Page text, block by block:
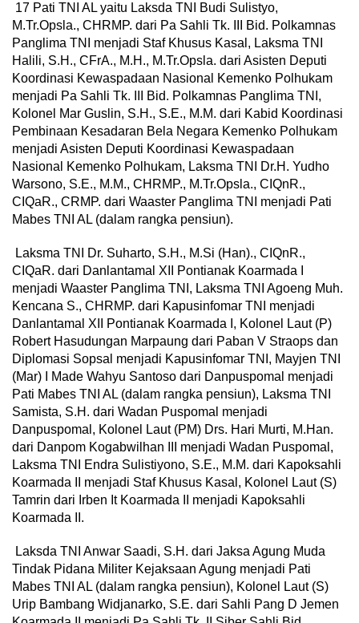
17 Pati TNI AL yaitu Laksda TNI Budi Sulistyo,
M.Tr.Opsla., CHRMP. dari Pa Sahli Tk. III Bid. Polkamnas
Panglima TNI menjadi Staf Khusus Kasal, Laksma TNI
Halili, S.H., CFrA., M.H., M.Tr.Opsla. dari Asisten Deputi
Koordinasi Kewaspadaan Nasional Kemenko Polhukam
menjadi Pa Sahli Tk. III Bid. Polkamnas Panglima TNI,
Kolonel Mar Guslin, S.H., S.E., M.M. dari Kabid Koordinasi
Pembinaan Kesadaran Bela Negara Kemenko Polhukam
menjadi Asisten Deputi Koordinasi Kewaspadaan
Nasional Kemenko Polhukam, Laksma TNI Dr.H. Yudho
Warsono, S.E., M.M., CHRMP., M.Tr.Opsla., CIQnR.,
CIQaR., CRMP. dari Waaster Panglima TNI menjadi Pati
Mabes TNI AL (dalam rangka pensiun).
Laksma TNI Dr. Suharto, S.H., M.Si (Han)., CIQnR.,
CIQaR. dari Danlantamal XII Pontianak Koarmada I
menjadi Waaster Panglima TNI, Laksma TNI Agoeng Muh.
Kencana S., CHRMP. dari Kapusinfomar TNI menjadi
Danlantamal XII Pontianak Koarmada I, Kolonel Laut (P)
Robert Hasudungan Marpaung dari Paban V Straops dan
Diplomasi Sopsal menjadi Kapusinfomar TNI, Mayjen TNI
(Mar) I Made Wahyu Santoso dari Danpuspomal menjadi
Pati Mabes TNI AL (dalam rangka pensiun), Laksma TNI
Samista, S.H. dari Wadan Puspomal menjadi
Danpuspomal, Kolonel Laut (PM) Drs. Hari Murti, M.Han.
dari Danpom Kogabwilhan III menjadi Wadan Puspomal,
Laksma TNI Endra Sulistiyono, S.E., M.M. dari Kapoksahli
Koarmada II menjadi Staf Khusus Kasal, Kolonel Laut (S)
Tamrin dari Irben It Koarmada II menjadi Kapoksahli
Koarmada II.
Laksda TNI Anwar Saadi, S.H. dari Jaksa Agung Muda
Tindak Pidana Militer Kejaksaan Agung menjadi Pati
Mabes TNI AL (dalam rangka pensiun), Kolonel Laut (S)
Urip Bambang Widjanarko, S.E. dari Sahli Pang D Jemen